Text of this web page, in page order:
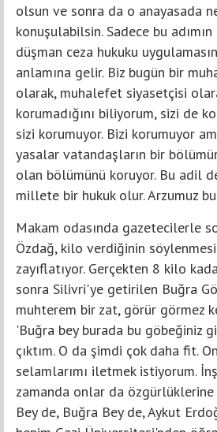
olsun ve sonra da o anayasada
konuşulabilsin. Sadece bu
düşman ceza hukuku
anlamına gelir. Biz bugün bir
olarak, muhalefet siyasetçisi
korumadığını biliyorum, sizi de
sizi korumuyor. Bizi korumuyor
yasalar vatandaşların bir
olan bölümünü koruyor. Bu adil
millete bir hukuk olur. Arzumuz
Makam odasında gazetecilerle
Özdağ, kilo verdiğinin
zayıflatıyor. Gerçekten 8 kilo
sonra Silivri'ye getirilen Buğra
muhterem bir zat, görür görmez
'Buğra bey burada bu göbeğiniz
çıktım. O da şimdi çok daha fit.
selamlarımı iletmek istiyorum.
zamanda onlar da özgürlüklerine
Bey de, Buğra Bey de, Aykut